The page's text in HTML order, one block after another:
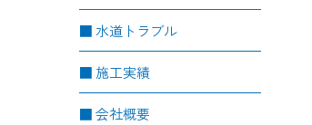
水道トラブル
施工実績
会社概要